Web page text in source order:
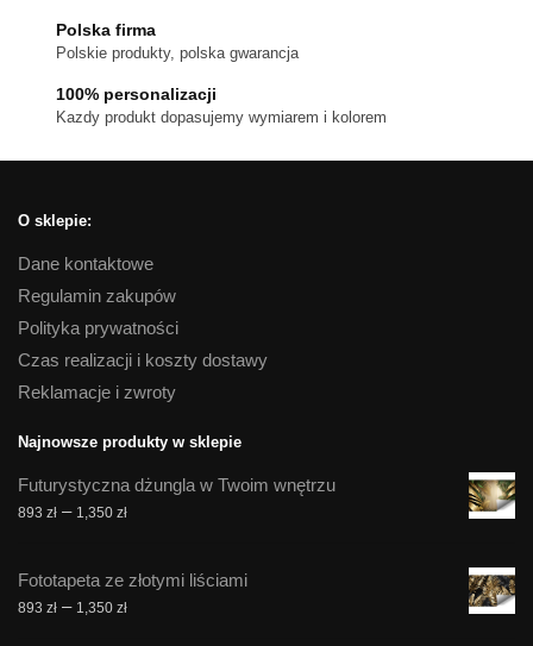
Polska firma
Polskie produkty, polska gwarancja
100% personalizacji
Kazdy produkt dopasujemy wymiarem i kolorem
O sklepie:
Dane kontaktowe
Regulamin zakupów
Polityka prywatności
Czas realizacji i koszty dostawy
Reklamacje i zwroty
Najnowsze produkty w sklepie
Futurystyczna dżungla w Twoim wnętrzu
893 zł – 1,350 złZakres
893 zł
do
Fototapeta ze złotymi liściami
893 zł – 1,350 złZakres